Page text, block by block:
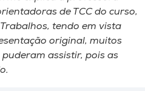
de TCC do curso,
tendo em vista
original, muitos
assistir, pois as